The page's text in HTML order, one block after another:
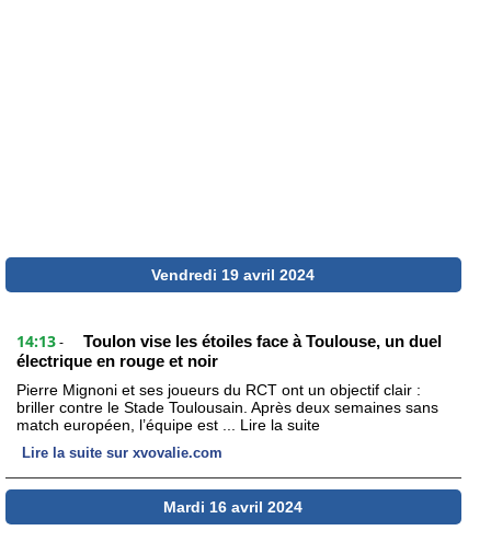
Vendredi 19 avril 2024
14:13 -
Toulon vise les étoiles face à Toulouse, un duel
électrique en rouge et noir
Pierre Mignoni et ses joueurs du RCT ont un objectif clair :
briller contre le Stade Toulousain. Après deux semaines sans
match européen, l’équipe est ... Lire la suite
Lire la suite sur xvovalie.com
Mardi 16 avril 2024